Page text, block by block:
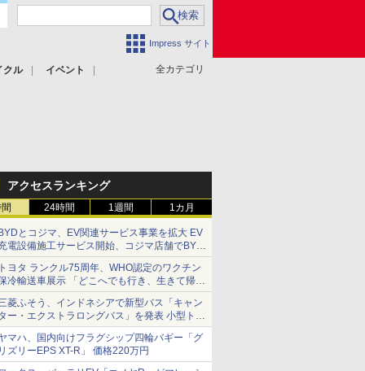
Impress サイト
全カテゴリ
クル
イベント
アクセスランキング
24時間 1週間 1カ月
BYDとコジマ、EV関連サービス事業を拡大 EV
電設備施工サービス開始、コジマ店舗でBYD
の展示・試乗イベントを強化
トヨタ ランクル75周年、WHO認定のワクチン
冷輸送車展示 「どこへでも行き、生きて帰っ
こられる」ランドクルーザーで命をつなぐ
菱ふそう、インドネシアで新型バス「キャン
ー・エクストラロングバス」を発表 小型トラ
クベースの観光・旅客輸送向けバス
マハ、国内向けフラグシップ四輪バギー「グ
リズリーEPS XT-R」 価格220万円